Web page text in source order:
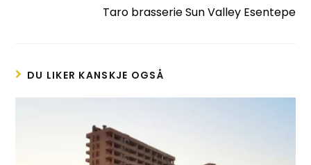
Taro brasserie Sun Valley Esentepe
DU LIKER KANSKJE OGSÅ